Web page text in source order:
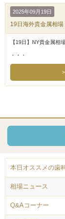
2025年09月19日
19日海外貴金属相場
【19日】NY貴金属相
・・・
本日オススメの歯
相場ニュース
Q&Aコーナー